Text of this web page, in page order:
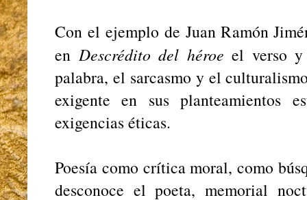
Con el ejemplo de Juan Ramón
en Descrédito del héroe el verso
palabra, el sarcasmo y el
exigente en sus planteamientos
exigencias éticas.
Poesía como crítica moral, como
desconoce el poeta, memorial